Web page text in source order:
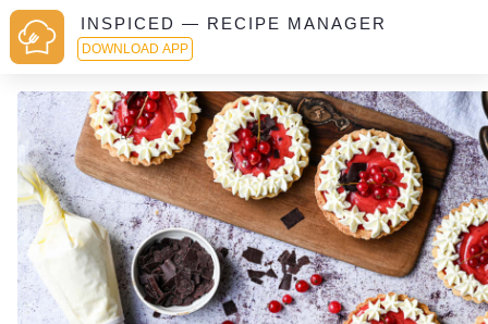
INSPICED — RECIPE MANAGER
DOWNLOAD APP